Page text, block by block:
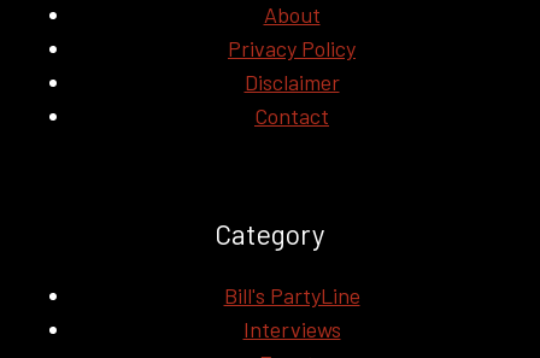
About
Privacy Policy
Disclaimer
Contact
Category
Bill's PartyLine
Interviews